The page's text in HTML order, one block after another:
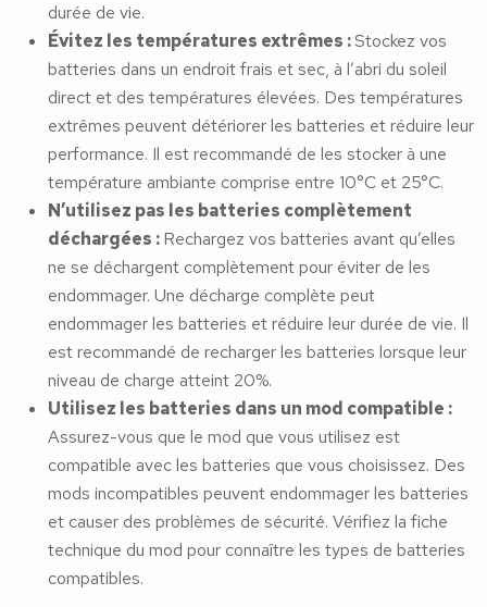
durée de vie.
Évitez les températures extrêmes :Stockez vos
batteries dans un endroit frais et sec, à l’abri du soleil
direct et des températures élevées. Des températures
extrêmes peuvent détériorer les batteries et réduire leur
performance. Il est recommandé de les stocker à une
température ambiante comprise entre 10°C et 25°C.
N’utilisez pas les batteries complètement
déchargées :Rechargez vos batteries avant qu’elles
ne se déchargent complètement pour éviter de les
endommager. Une décharge complète peut
endommager les batteries et réduire leur durée de vie. Il
est recommandé de recharger les batteries lorsque leur
niveau de charge atteint 20%.
Utilisez les batteries dans un mod compatible :
Assurez-vous que le mod que vous utilisez est
compatible avec les batteries que vous choisissez. Des
mods incompatibles peuvent endommager les batteries
et causer des problèmes de sécurité. Vérifiez la fiche
technique du mod pour connaître les types de batteries
compatibles.